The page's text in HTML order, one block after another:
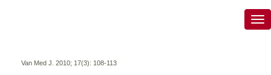
Van Med J. 2010; 17(3): 108-113